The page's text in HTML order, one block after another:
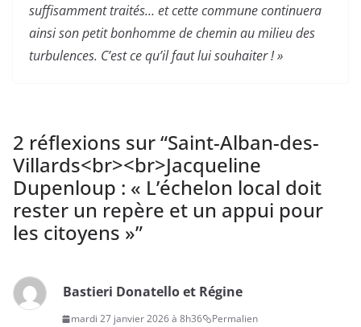
suffisamment traités… et cette commune continuera
ainsi son petit bonhomme de chemin au milieu des
turbulences. C’est ce qu’il faut lui souhaiter ! »
2 réflexions sur “Saint-Alban-des-
Villards<br><br>Jacqueline
Dupenloup : « L’échelon local doit
rester un repère et un appui pour
les citoyens »”
Bastieri Donatello et Régine
mardi 27 janvier 2026 à 8h36 Permalien